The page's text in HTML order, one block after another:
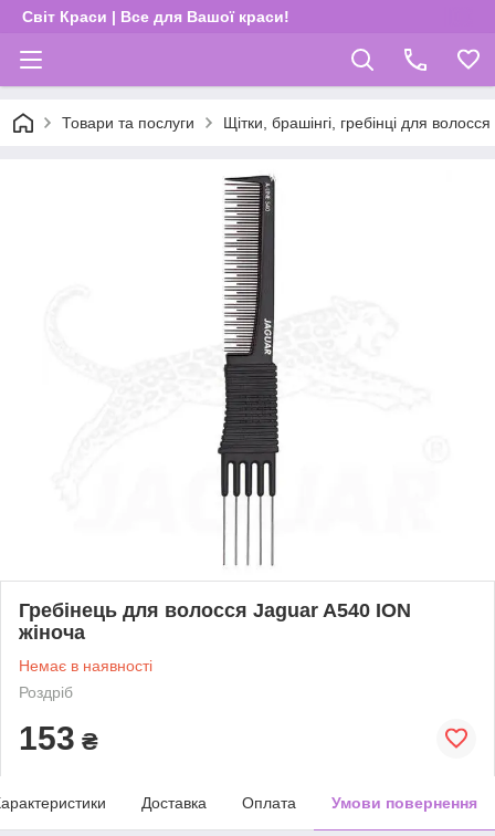
Світ Краси | Все для Вашої краси!
Товари та послуги Щітки, брашінгі, гребінці для волосся
Гребінець для волосся Jaguar A540 ION
жіноча
Немає в наявності
Роздріб
153 ₴
Доставка Оплата Умови повернення